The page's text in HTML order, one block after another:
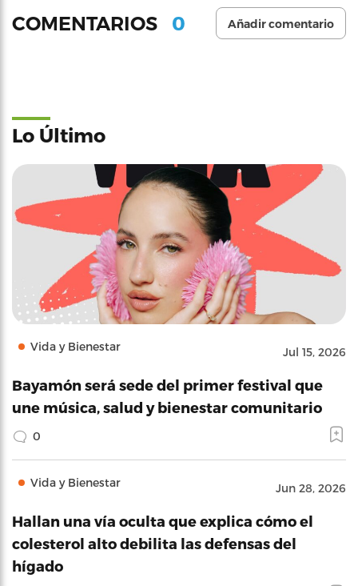
COMENTARIOS 0 Añadir comentario
Lo Último
Vida y Bienestar Jul 15, 2026
Bayamón será sede del primer festival que
une música, salud y bienestar comunitario
0
Vida y Bienestar Jun 28, 2026
Hallan una vía oculta que explica cómo el
colesterol alto debilita las defensas del
hígado